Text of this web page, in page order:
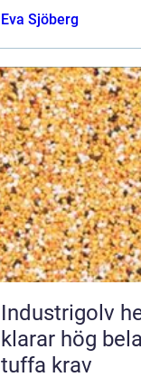
Eva Sjöberg
Industrigolv
klarar hög
tuffa krav